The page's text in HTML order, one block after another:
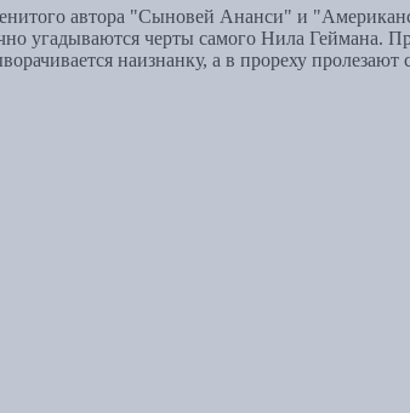
автора "Сыновей Ананси" и
угадываются черты самого Нила Геймана.
наизнанку, а в прореху